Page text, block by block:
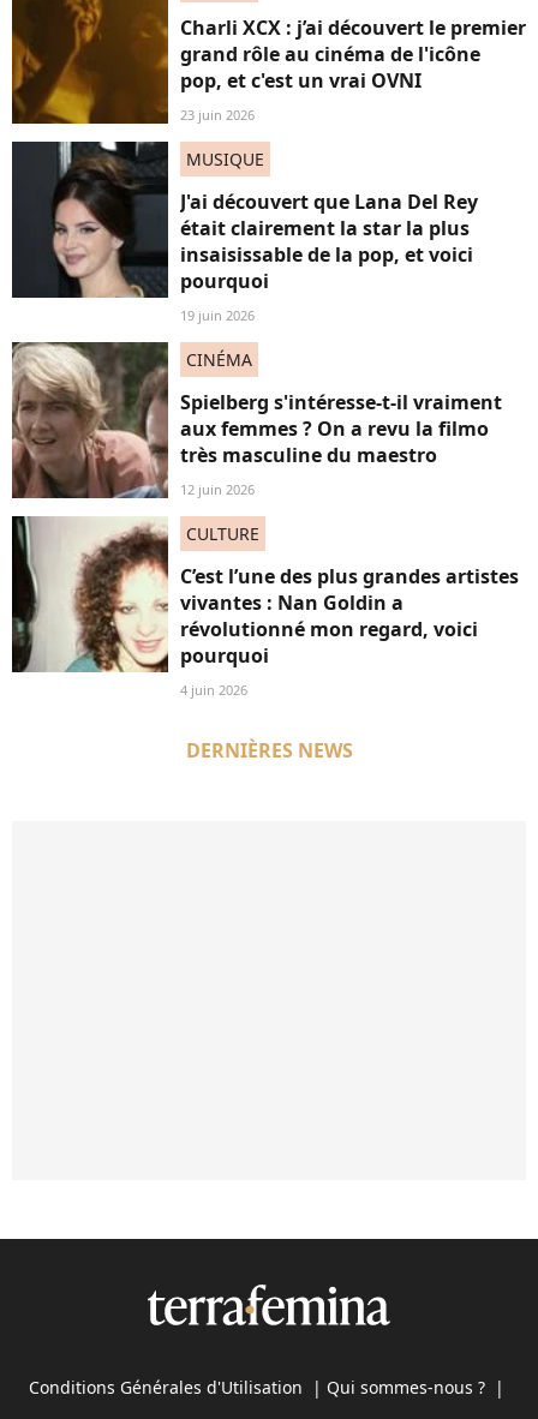
Charli XCX : j’ai découvert le premier
grand rôle au cinéma de l'icône
pop, et c'est un vrai OVNI
23 juin 2026
MUSIQUE
J'ai découvert que Lana Del Rey
était clairement la star la plus
insaisissable de la pop, et voici
pourquoi
19 juin 2026
CINÉMA
Spielberg s'intéresse-t-il vraiment
aux femmes ? On a revu la filmo
très masculine du maestro
12 juin 2026
CULTURE
C’est l’une des plus grandes artistes
vivantes : Nan Goldin a
révolutionné mon regard, voici
pourquoi
4 juin 2026
DERNIÈRES NEWS
Conditions Générales d'Utilisation | Qui sommes-nous ? |